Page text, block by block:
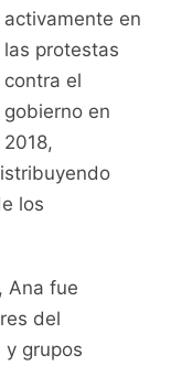
activamente en
las protestas
contra el
gobierno en
2018,
los
Ana fue
del
grupos